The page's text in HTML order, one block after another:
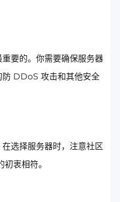
要的。你需要确保服务器
防 DDoS 攻击和其他安全
选择服务器时，注意社区
衷相符。